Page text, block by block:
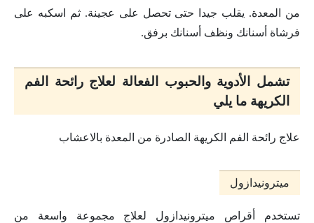
من المعدة. يقلب جيدا حتى تحصل على عجينة. ثم اسكبه على
فرشاة أسنانك ونظف أسنانك برفق.
تشمل الأدوية والحبوب الفعالة لعلاج رائحة الفم
الكريهة ما يلي
علاج رائحة الفم الكريهة الصادرة من المعدة بالاعشاب
ميترونيدازول
تستخدم أقراص ميترونيدازول لعلاج مجموعة واسعة من